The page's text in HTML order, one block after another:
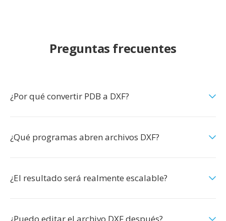
Preguntas frecuentes
¿Por qué convertir PDB a DXF?
¿Qué programas abren archivos DXF?
¿El resultado será realmente escalable?